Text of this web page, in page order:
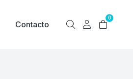
Contacto
0